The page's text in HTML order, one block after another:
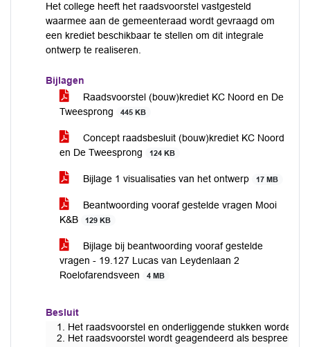
Het college heeft het raadsvoorstel vastgesteld
waarmee aan de gemeenteraad wordt gevraagd om
een krediet beschikbaar te stellen om dit integrale
ontwerp te realiseren.
Bijlagen
Raadsvoorstel (bouw)krediet KC Noord en De
Tweesprong
445 KB
Concept raadsbesluit (bouw)krediet KC Noord
en De Tweesprong
124 KB
Bijlage 1 visualisaties van het ontwerp 17 MB
Beantwoording vooraf gestelde vragen Mooi
K&B
129 KB
Bijlage bij beantwoording vooraf gestelde
vragen - 19.127 Lucas van Leydenlaan 2
Roelofarendsveen
4 MB
Besluit
Het raadsvoorstel en onderliggende stukken worden
Het raadsvoorstel wordt geagendeerd als